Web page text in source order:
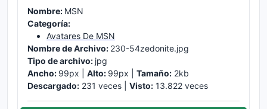
Nombre: MSN
Categoría:
Avatares De MSN
Nombre de Archivo: 230-54zedonite.jpg
Tipo de archivo: jpg
Ancho: 99px | Alto: 99px | Tamaño: 2kb
Descargado: 231 veces | Visto: 13.822 veces